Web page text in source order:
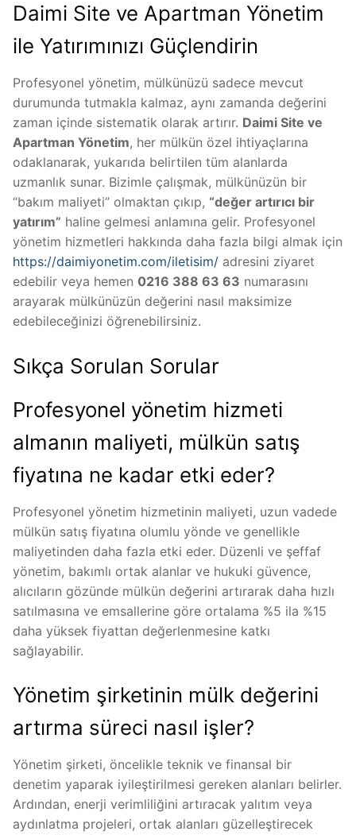
Daimi Site ve Apartman Yönetim
ile Yatırımınızı Güçlendirin
Profesyonel yönetim, mülkünüzü sadece mevcut
durumunda tutmakla kalmaz, aynı zamanda değerini
zaman içinde sistematik olarak artırır. Daimi Site ve
Apartman Yönetim, her mülkün özel ihtiyaçlarına
odaklanarak, yukarıda belirtilen tüm alanlarda
uzmanlık sunar. Bizimle çalışmak, mülkünüzün bir
“bakım maliyeti” olmaktan çıkıp, “değer artırıcı bir
yatırım” haline gelmesi anlamına gelir. Profesyonel
yönetim hizmetleri hakkında daha fazla bilgi almak için
https://daimiyonetim.com/iletisim/ adresini ziyaret
edebilir veya hemen 0216 388 63 63 numarasını
arayarak mülkünüzün değerini nasıl maksimize
edebileceğinizi öğrenebilirsiniz.
Sıkça Sorulan Sorular
Profesyonel yönetim hizmeti
almanın maliyeti, mülkün satış
fiyatına ne kadar etki eder?
Profesyonel yönetim hizmetinin maliyeti, uzun vadede
mülkün satış fiyatına olumlu yönde ve genellikle
maliyetinden daha fazla etki eder. Düzenli ve şeffaf
yönetim, bakımlı ortak alanlar ve hukuki güvence,
alıcıların gözünde mülkün değerini artırarak daha hızlı
satılmasına ve emsallerine göre ortalama %5 ila %15
daha yüksek fiyattan değerlenmesine katkı
sağlayabilir.
Yönetim şirketinin mülk değerini
artırma süreci nasıl işler?
Yönetim şirketi, öncelikle teknik ve finansal bir
denetim yaparak iyileştirilmesi gereken alanları belirler.
Ardından, enerji verimliliğini artıracak yalıtım veya
aydınlatma projeleri, ortak alanları güzelleştirecek